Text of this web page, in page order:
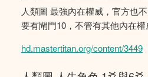
人類圖 最強內在權威，官方也
要有閘門10，不管有其他內在權
hd.mastertitan.org/content/3449